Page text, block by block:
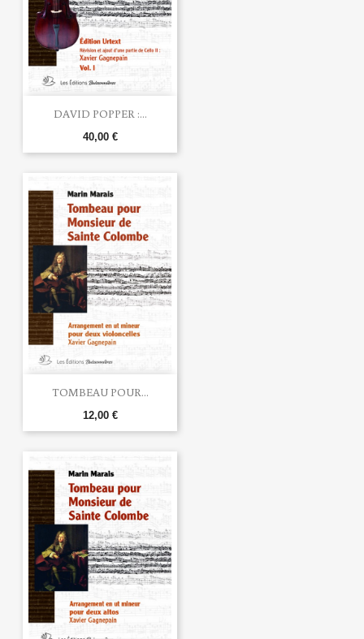
DAVID POPPER :...
40,00 €
TOMBEAU POUR...
12,00 €